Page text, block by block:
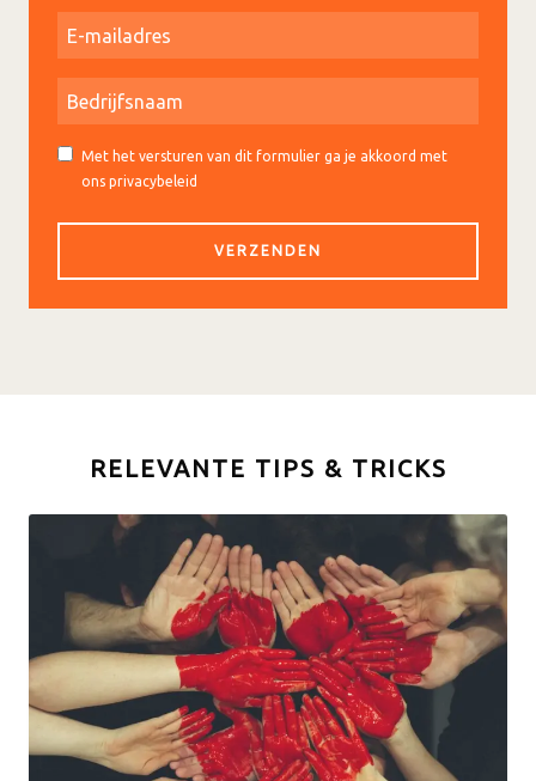
Met het versturen van dit formulier ga je akkoord met
ons privacybeleid
RELEVANTE TIPS & TRICKS